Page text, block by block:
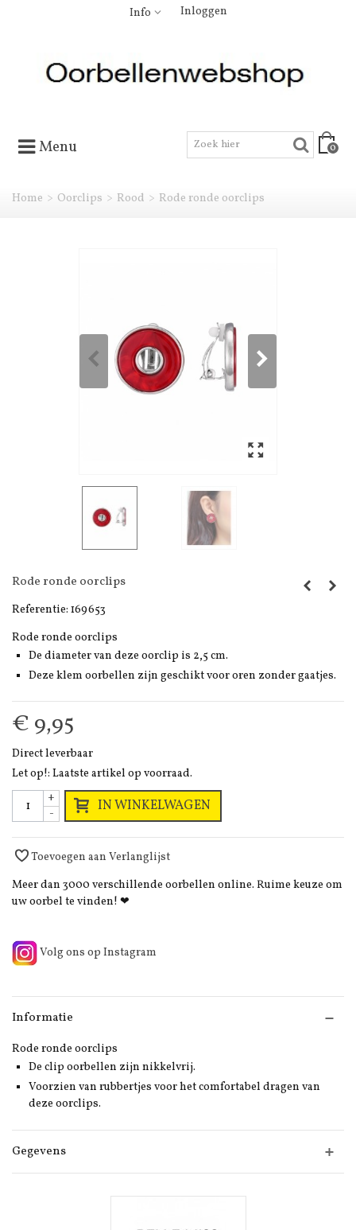
Info Inloggen
Menu 0
Home > Oorclips > Rood > Rode ronde oorclips
Rode ronde oorclips
Referentie: 169653
Rode ronde oorclips
De diameter van deze oorclip is 2,5 cm.
Deze klem oorbellen zijn geschikt voor oren zonder gaatjes.
€ 9,95
Direct leverbaar
Let op!: Laatste artikel op voorraad.
-
+ IN WINKELWAGEN
Toevoegen aan Verlanglijst
Meer dan 3000 verschillende oorbellen online. Ruime keuze om
uw oorbel te vinden! ❤
Volg ons op Instagram
Informatie
Rode ronde oorclips
De clip oorbellen zijn nikkelvrij.
Voorzien van rubbertjes voor het comfortabel dragen van
deze oorclips.
Gegevens